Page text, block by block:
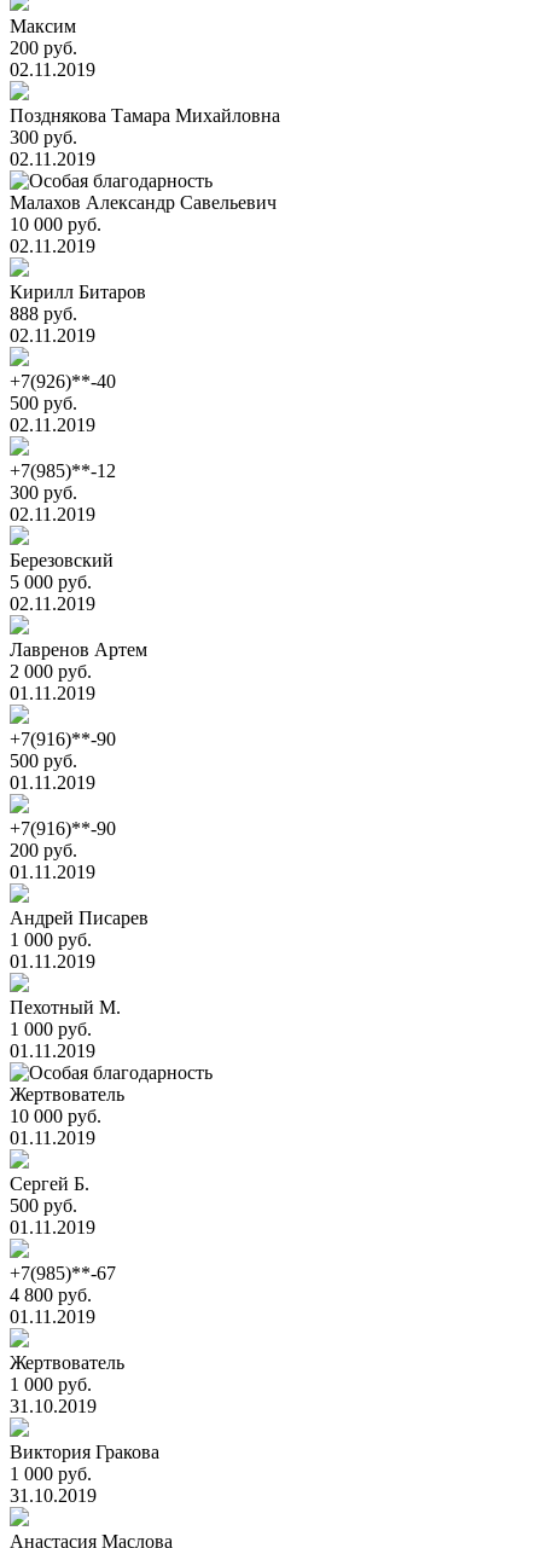
Максим
200 руб.
02.11.2019
Позднякова Тамара Михайловна
300 руб.
02.11.2019
Малахов Александр Cавельевич
10 000 руб.
02.11.2019
Кирилл Битаров
888 руб.
02.11.2019
+7(926)**-40
500 руб.
02.11.2019
+7(985)**-12
300 руб.
02.11.2019
Березовский
5 000 руб.
02.11.2019
Лавренов Артем
2 000 руб.
01.11.2019
+7(916)**-90
500 руб.
01.11.2019
+7(916)**-90
200 руб.
01.11.2019
Андрей Писарев
1 000 руб.
01.11.2019
Пехотный М.
1 000 руб.
01.11.2019
Жертвователь
10 000 руб.
01.11.2019
Сергей Б.
500 руб.
01.11.2019
+7(985)**-67
4 800 руб.
01.11.2019
Жертвователь
1 000 руб.
31.10.2019
Виктория Гракова
1 000 руб.
31.10.2019
Анастасия Маслова